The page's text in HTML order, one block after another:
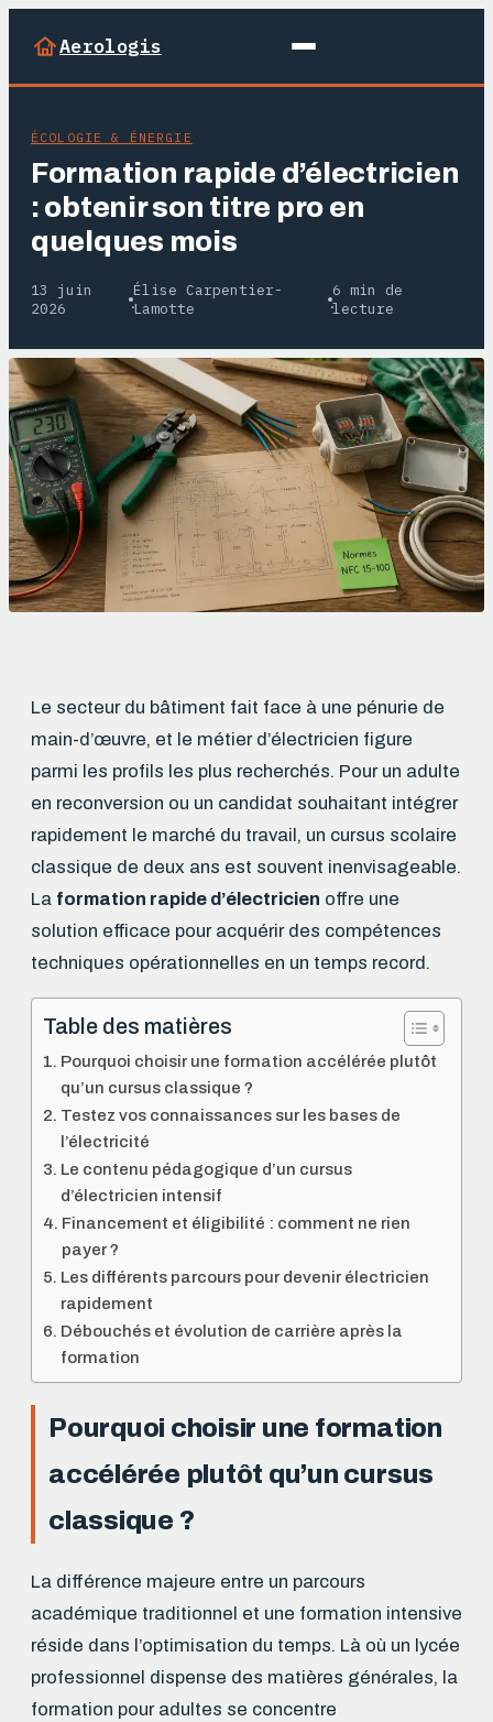
Aerologis
ÉCOLOGIE & ÉNERGIE
Formation rapide d’électricien
: obtenir son titre pro en
quelques mois
13 juin
2026
·
Élise Carpentier-
Lamotte
·
6 min de
lecture
Le secteur du bâtiment fait face à une pénurie de
main-d’œuvre, et le métier d’électricien figure
parmi les profils les plus recherchés. Pour un adulte
en reconversion ou un candidat souhaitant intégrer
rapidement le marché du travail, un cursus scolaire
classique de deux ans est souvent inenvisageable.
La formation rapide d’électricien offre une
solution efficace pour acquérir des compétences
techniques opérationnelles en un temps record.
Table des matières
Pourquoi choisir une formation accélérée plutôt
qu’un cursus classique ?
Testez vos connaissances sur les bases de
l’électricité
Le contenu pédagogique d’un cursus
d’électricien intensif
Financement et éligibilité : comment ne rien
payer ?
Les différents parcours pour devenir électricien
rapidement
Débouchés et évolution de carrière après la
formation
Pourquoi choisir une formation
accélérée plutôt qu’un cursus
classique ?
La différence majeure entre un parcours
académique traditionnel et une formation intensive
réside dans l’optimisation du temps. Là où un lycée
professionnel dispense des matières générales, la
formation pour adultes se concentre